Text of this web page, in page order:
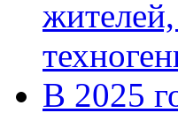
В 2025